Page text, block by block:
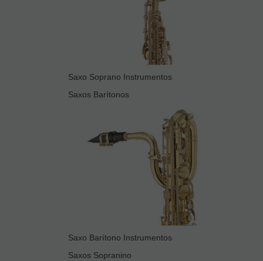
Saxo Soprano Instrumentos
Saxos Barítonos
Saxo Barítono Instrumentos
Saxos Sopranino